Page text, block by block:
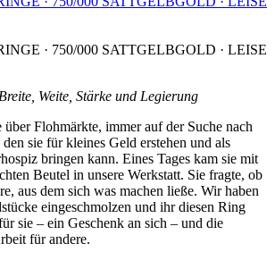
· 750/000 SATTGELBGOLD · LEISE
Weite, Stärke und Legierung
Flohmärkte, immer auf der Suche nach
sie für kleines Geld erstehen und als
bringen kann. Eines Tages kam sie mit
Beutel in unsere Werkstatt. Sie fragte, ob
aus dem sich was machen ließe. Wir haben
eingeschmolzen und ihr diesen Ring
sie – ein Geschenk an sich – und die
für andere.